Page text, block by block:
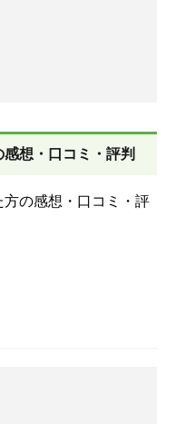
想・口コミ・評判
の感想・口コミ・評